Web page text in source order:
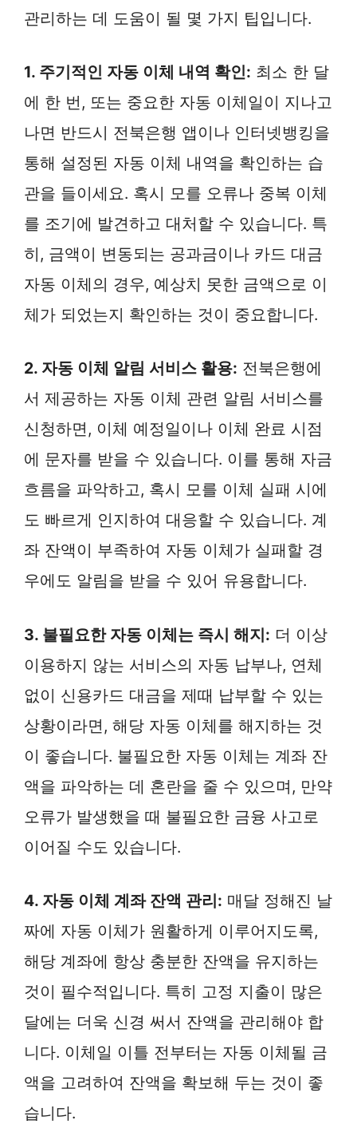
관리하는 데 도움이 될 몇 가지 팁입니다.
1. 주기적인 자동 이체 내역 확인: 최소 한 달
에 한 번, 또는 중요한 자동 이체일이 지나고
나면 반드시 전북은행 앱이나 인터넷뱅킹을
통해 설정된 자동 이체 내역을 확인하는 습
관을 들이세요. 혹시 모를 오류나 중복 이체
를 조기에 발견하고 대처할 수 있습니다. 특
히, 금액이 변동되는 공과금이나 카드 대금
자동 이체의 경우, 예상치 못한 금액으로 이
체가 되었는지 확인하는 것이 중요합니다.
2. 자동 이체 알림 서비스 활용: 전북은행에
서 제공하는 자동 이체 관련 알림 서비스를
신청하면, 이체 예정일이나 이체 완료 시점
에 문자를 받을 수 있습니다. 이를 통해 자금
흐름을 파악하고, 혹시 모를 이체 실패 시에
도 빠르게 인지하여 대응할 수 있습니다. 계
좌 잔액이 부족하여 자동 이체가 실패할 경
우에도 알림을 받을 수 있어 유용합니다.
3. 불필요한 자동 이체는 즉시 해지: 더 이상
이용하지 않는 서비스의 자동 납부나, 연체
없이 신용카드 대금을 제때 납부할 수 있는
상황이라면, 해당 자동 이체를 해지하는 것
이 좋습니다. 불필요한 자동 이체는 계좌 잔
액을 파악하는 데 혼란을 줄 수 있으며, 만약
오류가 발생했을 때 불필요한 금융 사고로
이어질 수도 있습니다.
4. 자동 이체 계좌 잔액 관리: 매달 정해진 날
짜에 자동 이체가 원활하게 이루어지도록,
해당 계좌에 항상 충분한 잔액을 유지하는
것이 필수적입니다. 특히 고정 지출이 많은
달에는 더욱 신경 써서 잔액을 관리해야 합
니다. 이체일 이틀 전부터는 자동 이체될 금
액을 고려하여 잔액을 확보해 두는 것이 좋
습니다.